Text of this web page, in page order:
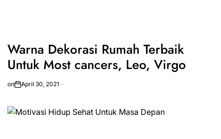
Warna Dekorasi Rumah Terbaik
Untuk Most cancers, Leo, Virgo
on April 30, 2021